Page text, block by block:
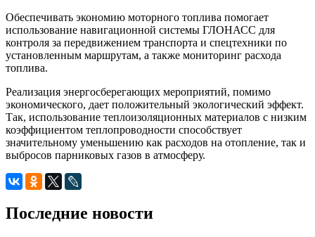
Обеспечивать экономию моторного топлива помогает
использование навигационной системы ГЛОНАСС для
контроля за передвижением транспорта и спецтехники по
установленным маршрутам, а также мониторинг расхода
топлива.
Реализация энергосберегающих мероприятий, помимо
экономического, дает положительный экологический эффект.
Так, использование теплоизоляционных материалов с низким
коэффициентом теплопроводности способствует
значительному уменьшению как расходов на отопление, так и
выбросов парниковых газов в атмосферу.
Последние новости